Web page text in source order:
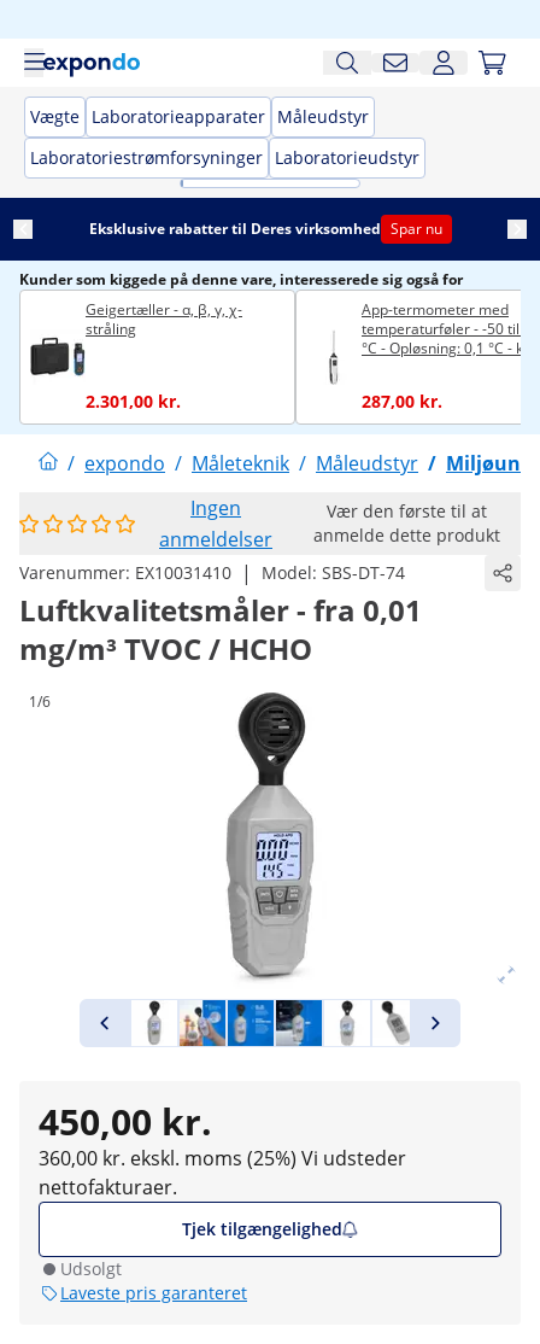
Vægte Laboratorieapparater Måleudstyr
Laboratoriestrømforsyninger Laboratorieudstyr
Eksklusive rabatter til Deres virksomhed Spar nu
Kunder som kiggede på denne vare, interesserede sig også for
Geigertæller - α, β, γ, χ-
stråling
2.301,00 kr.
App-termometer med
temperaturføler - -50 til
°C - Opløsning: 0,1 °C - kan
287,00 kr.
/ expondo / Måleteknik / Måleudstyr /
Ingen
anmeldelser
Vær den første til at
anmelde dette produkt
Varenummer: EX10031410 | Model: SBS-DT-74
Luftkvalitetsmåler - fra 0,01
mg/m³ TVOC / HCHO
1/6
450,00 kr.
360,00 kr. ekskl. moms (25%) Vi udsteder
nettofakturaer.
Tjek tilgængelighed
Udsolgt
Laveste pris garanteret